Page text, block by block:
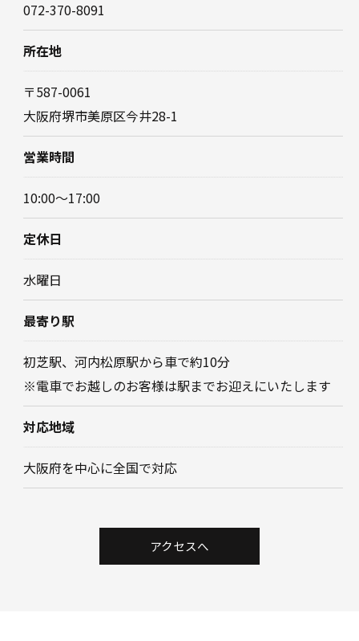
072-370-8091
所在地
〒587-0061
大阪府堺市美原区今井28-1
営業時間
10:00～17:00
定休日
水曜日
最寄り駅
初芝駅、河内松原駅から車で約10分
※電車でお越しのお客様は駅までお迎えにいたします
対応地域
大阪府を中心に全国で対応
アクセスへ